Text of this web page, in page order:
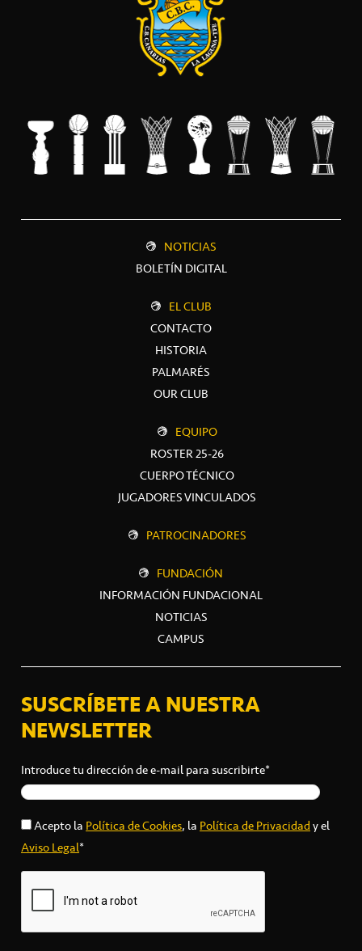
NOTICIAS
BOLETÍN DIGITAL
EL CLUB
CONTACTO
HISTORIA
PALMARÉS
OUR CLUB
EQUIPO
ROSTER 25-26
CUERPO TÉCNICO
JUGADORES VINCULADOS
PATROCINADORES
FUNDACIÓN
INFORMACIÓN FUNDACIONAL
NOTICIAS
CAMPUS
SUSCRÍBETE A NUESTRA
NEWSLETTER
Introduce tu dirección de e-mail para suscribirte*
Acepto la Política de Cookies, la Política de Privacidady el
Aviso Legal*